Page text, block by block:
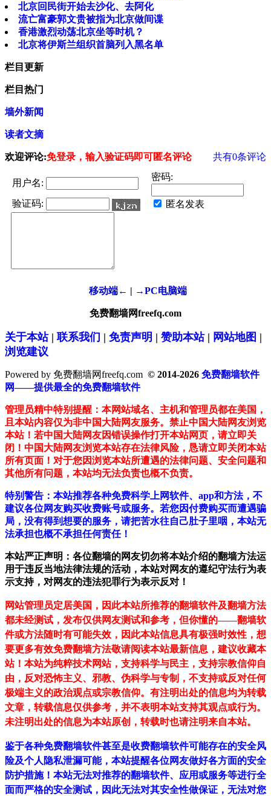
北京回民街开始去沙化、去阿化
流亡富豪郭文贵被指为北京做间谍
香港激烈动荡北京坐等时机？
北京将伊斯兰组织首脑列入黑名单
栏目更新
栏目热门
墙外新闻
读者文摘
欢迎评论:免登录，输入验证码即可匿名评论 共有0条评论
用户名:
密码:
验证码: 匿名发表
移动端← | →PC电脑端
免费翻墙网freefq.com
关于本站| 联系我们 | 免责声明 | 赞助本站| 网站地图 |
浏览建议
Powered by 免费翻墙网freefq.com © 2014-2026 免费翻墙软件
网——提供最全的免费翻墙软件
管理员精中特别提醒：本网站域名、主机和管理员都在美国，
且本站内容仅为非中国大陆网友服务。禁止中国大陆网友浏览
本站！若中国大陆网友因错误操作打开本站网页，请立即关
闭！中国大陆网友浏览本站存在法律风险，恳请立即关闭本站
所有页面！对于您因浏览本站所遭遇的法律问题、安全问题和
其他所有问题，本站均无法负责也概不负责。
特别警告：本站推荐各种免费科学上网软件、app和方法，不
建议各位网友购买收费账号或服务。若您因付费购买而遭遇骗
局，没有得到想要的服务，请把苦水往自己肚子里咽，本站无
法承担也概不承担任何责任！
本站严正声明：各位翻墙的网友切勿将本站介绍的翻墙方法运
用于违反当地法律法规的活动，本站对网友的遵纪守法行为表
示支持，对网友的违法犯罪行为表示反对！
网站管理员定居美国，因此本站所推荐的翻墙软件及翻墙方法
都未经测试，发布仅供网友测试和参考，但你懂的——翻墙软
件或方法随时有可能失效，因此本站信息具有极强时效性，想
要更多有效免费翻墙方法敬请阅读本站最新信息，建议收藏本
站！ 本站为纯粹技术网站，支持科学与民主，支持宗教信仰自
由，反对恐怖主义、邪教、伪科学与专制，不支持或反对任何
极端主义的政治观点或宗教信仰。有注明出处的信息均为转载
文章，转载信息仅供参考，并不表明本站支持其观点或行为。
未注明出处的信息为本站原创，转载时也请注明来自本站。
鉴于各种免费翻墙软件甚至是收费翻墙软件可能存在的安全风
险及个人隐私泄漏可能，本站提醒各位网友做好各方面的安全
防护措施！本站无法对推荐的翻墙软件、应用或服务等进行全
面而严格的安全测试，因此无法对其安全性做保证，无法对您